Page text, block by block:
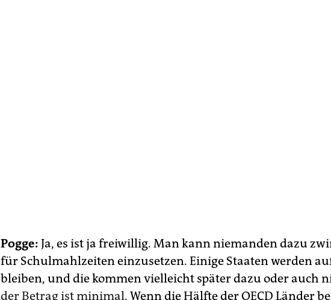
Pogge: Ja, es ist ja freiwillig. Man kann niemanden dazu
für Schulmahlzeiten einzusetzen. Einige Staaten werden
bleiben, und die kommen vielleicht später dazu oder auch
der Betrag ist minimal. Wenn die Hälfte der OECD Länder